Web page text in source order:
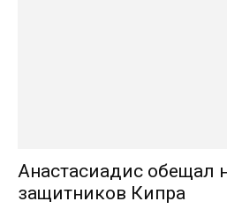
Анастасиадис обещал
защитников Кипра